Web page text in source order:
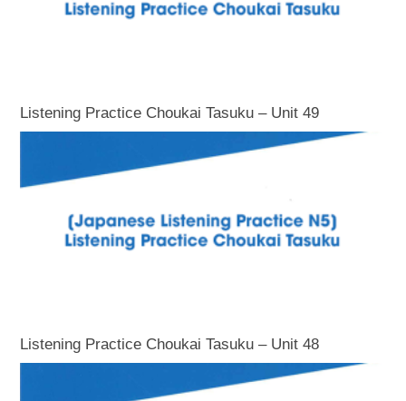
Listening Practice Choukai Tasuku – Unit 49
Listening Practice Choukai Tasuku – Unit 48